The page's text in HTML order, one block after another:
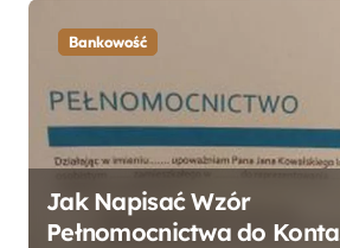
Bankowość
Jak Napisać Wzór
Pełnomocnictwa do Konta